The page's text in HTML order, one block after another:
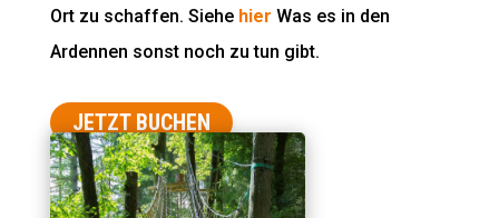
Ort zu schaffen. Siehe hier Was es in den
Ardennen sonst noch zu tun gibt.
JETZT BUCHEN